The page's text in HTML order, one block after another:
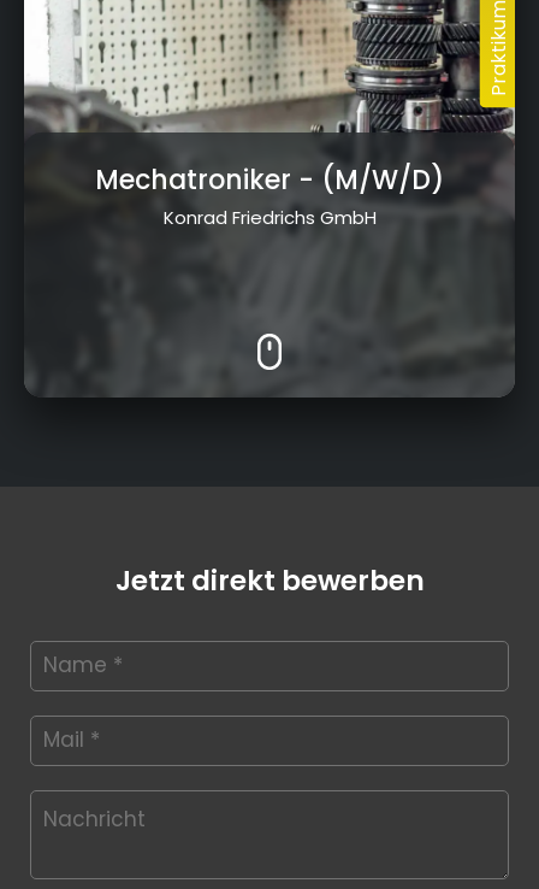
Mechatroniker - (M/W/D)
Konrad Friedrichs GmbH
Jetzt direkt bewerben